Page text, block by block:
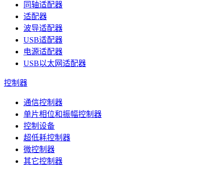
同轴适配器
适配器
波导适配器
USB适配器
电源适配器
USB以太网适配器
控制器
通信控制器
单片相位和振幅控制器
控制设备
超低耗控制器
微控制器
其它控制器